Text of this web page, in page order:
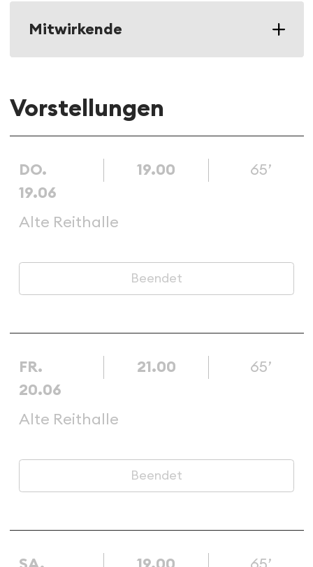
Mitwirkende
Vorstellungen
DO.
19.06
19.00 65’
Alte Reithalle
Beendet
FR.
20.06
21.00 65’
Alte Reithalle
Beendet
SA. 19.00 65’